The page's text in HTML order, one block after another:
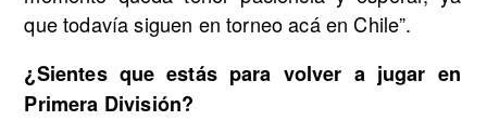
que todavía siguen en torneo acá en Chile”.
¿Sientes que estás para volver a jugar en
Primera División?